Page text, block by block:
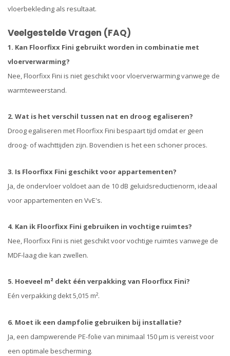
vloerbekleding als resultaat.
Veelgestelde Vragen (FAQ)
1. Kan Floorfixx Fini gebruikt worden in combinatie met
vloerverwarming?
Nee, Floorfixx Fini is niet geschikt voor vloerverwarming vanwege de
warmteweerstand.
2. Wat is het verschil tussen nat en droog egaliseren?
Droog egaliseren met Floorfixx Fini bespaart tijd omdat er geen
droog- of wachttijden zijn. Bovendien is het een schoner proces.
3. Is Floorfixx Fini geschikt voor appartementen?
Ja, de ondervloer voldoet aan de 10 dB geluidsreductienorm, ideaal
voor appartementen en VvE's.
4. Kan ik Floorfixx Fini gebruiken in vochtige ruimtes?
Nee, Floorfixx Fini is niet geschikt voor vochtige ruimtes vanwege de
MDF-laag die kan zwellen.
5. Hoeveel m² dekt één verpakking van Floorfixx Fini?
Eén verpakking dekt 5,015 m².
6. Moet ik een dampfolie gebruiken bij installatie?
Ja, een dampwerende PE-folie van minimaal 150 μm is vereist voor
een optimale bescherming.